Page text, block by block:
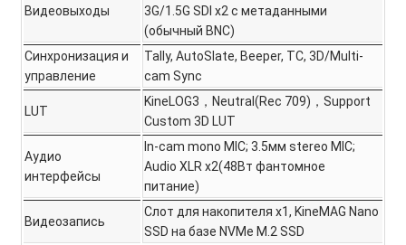
Видеовыходы
3G/1.5G SDI x2 с метаданными
(обычный BNC)
Синхронизация и
управление
Tally, AutoSlate, Beeper, TC, 3D/Multi-
cam Sync
LUT
KineLOG3，Neutral(Rec 709)，Support
Custom 3D LUT
Аудио
интерфейсы
In-cam mono MIC; 3.5мм stereo MIC;
Audio XLR x2(48Вт фантомное
питание)
Видеозапись
Слот для накопителя x1, KineMAG Nano
SSD на базе NVMe M.2 SSD